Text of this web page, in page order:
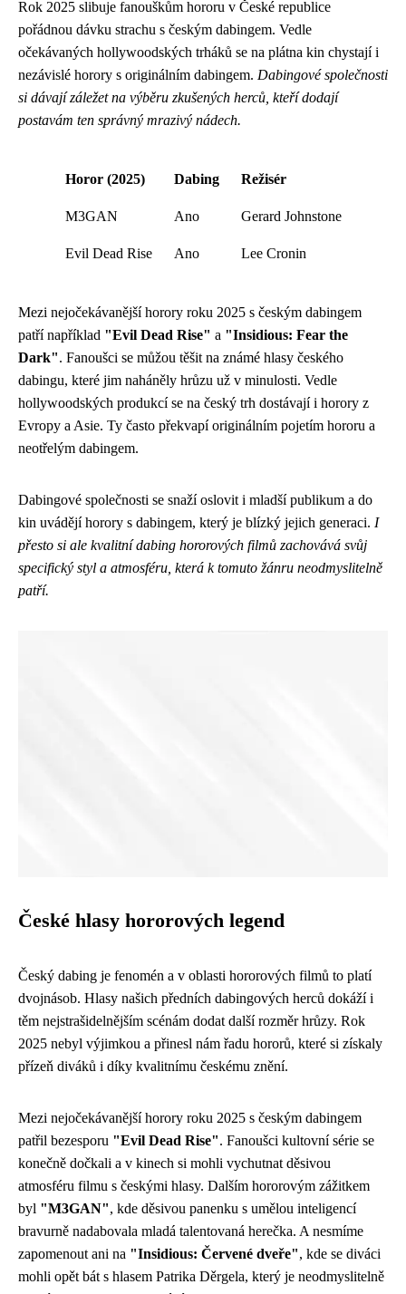
Rok 2025 slibuje fanouškům hororu v České republice
pořádnou dávku strachu s českým dabingem. Vedle
očekávaných hollywoodských trháků se na plátna kin chystají i
nezávislé horory s originálním dabingem. Dabingové společnosti
si dávají záležet na výběru zkušených herců, kteří dodají
postavám ten správný mrazivý nádech.
Horor (2025) Dabing Režisér
M3GAN Ano Gerard Johnstone
Evil Dead Rise Ano Lee Cronin
Mezi nejočekávanější horory roku 2025 s českým dabingem
patří například "Evil Dead Rise" a "Insidious: Fear the
Dark". Fanoušci se můžou těšit na známé hlasy českého
dabingu, které jim naháněly hrůzu už v minulosti. Vedle
hollywoodských produkcí se na český trh dostávají i horory z
Evropy a Asie. Ty často překvapí originálním pojetím hororu a
neotřelým dabingem.
Dabingové společnosti se snaží oslovit i mladší publikum a do
kin uvádějí horory s dabingem, který je blízký jejich generaci. I
přesto si ale kvalitní dabing hororových filmů zachovává svůj
specifický styl a atmosféru, která k tomuto žánru neodmyslitelně
patří.
České hlasy hororových legend
Český dabing je fenomén a v oblasti hororových filmů to platí
dvojnásob. Hlasy našich předních dabingových herců dokáží i
těm nejstrašidelnějším scénám dodat další rozměr hrůzy. Rok
2025 nebyl výjimkou a přinesl nám řadu hororů, které si získaly
přízeň diváků i díky kvalitnímu českému znění.
Mezi nejočekávanější horory roku 2025 s českým dabingem
patřil bezesporu "Evil Dead Rise". Fanoušci kultovní série se
konečně dočkali a v kinech si mohli vychutnat děsivou
atmosféru filmu s českými hlasy. Dalším hororovým zážitkem
byl "M3GAN", kde děsivou panenku s umělou inteligencí
bravurně nadabovala mladá talentovaná herečka. A nesmíme
zapomenout ani na "Insidious: Červené dveře", kde se diváci
mohli opět bát s hlasem Patrika Děrgela, který je neodmyslitelně